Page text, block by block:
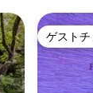
ゲスト
ゲストチ